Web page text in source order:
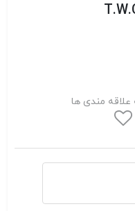
علاقه مندی ها